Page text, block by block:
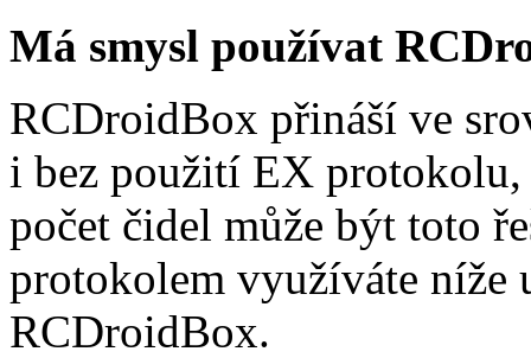
Má smysl používat
RCDroidBox přináší ve
i bez použití EX protokolu,
počet čidel může být toto
protokolem využíváte níže
RCDroidBox.